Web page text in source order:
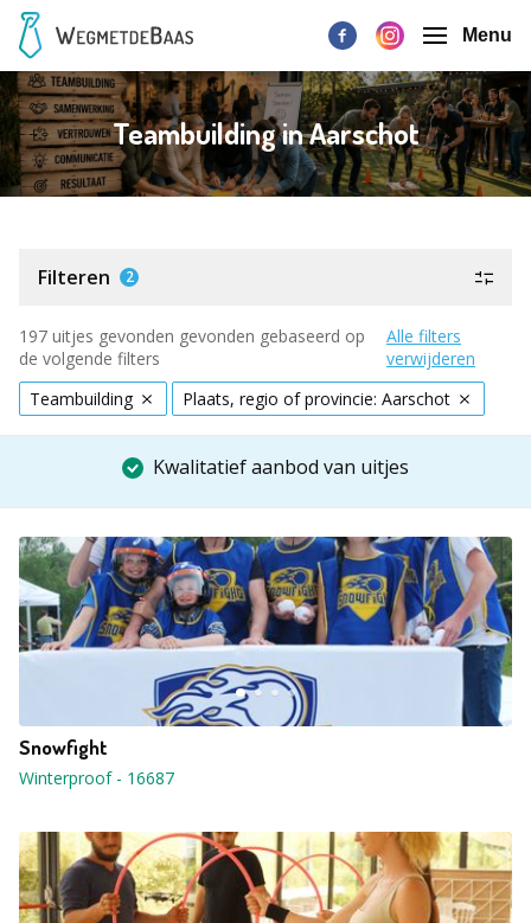
Menu
Teambuilding in Aarschot
Filteren 2
197 uitjes gevonden gevonden gebaseerd op
de volgende filters
Alle filters
verwijderen
Teambuilding
Plaats, regio of provincie: Aarschot
Kwalitatief aanbod van uitjes
Snowfight
Winterproof- 16687